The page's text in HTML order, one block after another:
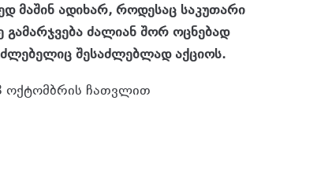
მაშინ ადიხარ, როდესაც საკუთარი
ძალიან შორ ოცნებად
შესაძლებლად აქციოს.
ოქტომბრის ჩათვლით